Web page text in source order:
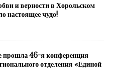
и верности в Хорольском
настоящее чудо!
прошла 46-я конференция
отделения «Единой